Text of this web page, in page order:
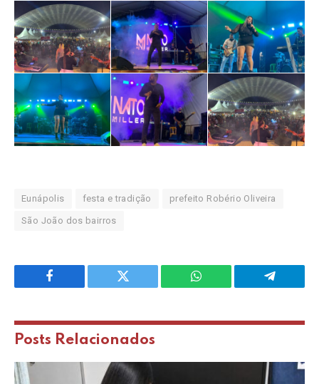
Eunápolis festa e tradição prefeito Robério Oliveira
São João dos bairros
Facebook Twitter WhatsApp Telegram
Posts Relacionados